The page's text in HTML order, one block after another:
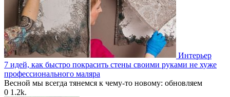
Интерьер
7 идей, как быстро покрасить стены своими руками не хуже
профессионального маляра
Весной мы всегда тянемся к чему-то новому: обновляем
0 1.2k.